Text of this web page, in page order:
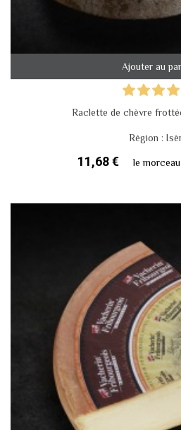
Ajouter au
Raclette de chèvre
Région :
11,68 € le